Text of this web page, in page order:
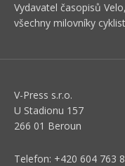
Vydavatel časopisů
všechny milovníky
V-Press s.r.o.
U Stadionu 157
266 01 Beroun
Telefon: +420 604 763